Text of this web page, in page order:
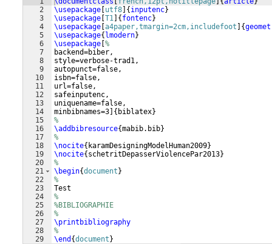
2
3
4
5
6
7
8
9
10
11
12
13
14
15
16
17
18
19
20
21
22
23
24
25
26
27
28
29
\usepackage utf8 { inputenc}
\usepackage T1 { fontenc}
\usepackage a4paper,tmargin=2cm,includefoot {
\usepackage{ lmodern}
\usepackage %
backend=biber,
style=verbose-trad1,
autopunct=false,
isbn=false,
url=false,
safeinputenc,
uniquename=false,
minbibnames=3 { biblatex}
%
\addbibresource{mabib.bib}
%
\nocite{ karamDesigningModelHuman2009}
\nocite{ schetritDepasserViolencePar2013}
%
\begin{document }
%
Test
%
%BIBLIOGRAPHIE
%
\printbibliography
%
\end {document }